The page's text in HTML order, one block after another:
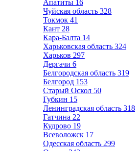
Апатиты 16
Чуйская область 328
Токмок 41
Кант 28
Кара-Балта 14
Харьковская область 324
Харьков 297
Дергачи 6
Белгородская область 319
Белгород 153
Старый Оскол 50
Губкин 15
Ленинградская область 318
Гатчина 22
Кудрово 19
Всеволожск 17
Одесская область 299